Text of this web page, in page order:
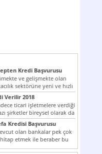
Kredi Başvurusu
ve gelişmekte olan
sektörüne yeni ve hızlı
olan...
Verilir 2018
ticari işletmelere verdiği
şirketler bireysel olarak da
kredi...
Kredisi Başvurusu
olan bankalar pek çok
etmek ile beraber bu